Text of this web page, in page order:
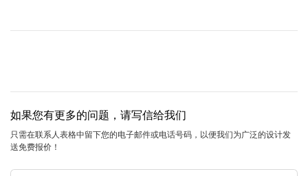
如果您有更多的问题，请写信给我们
只需在联系人表格中留下您的电子邮件或电话号码，以便我们为广泛的设计发
送免费报价！